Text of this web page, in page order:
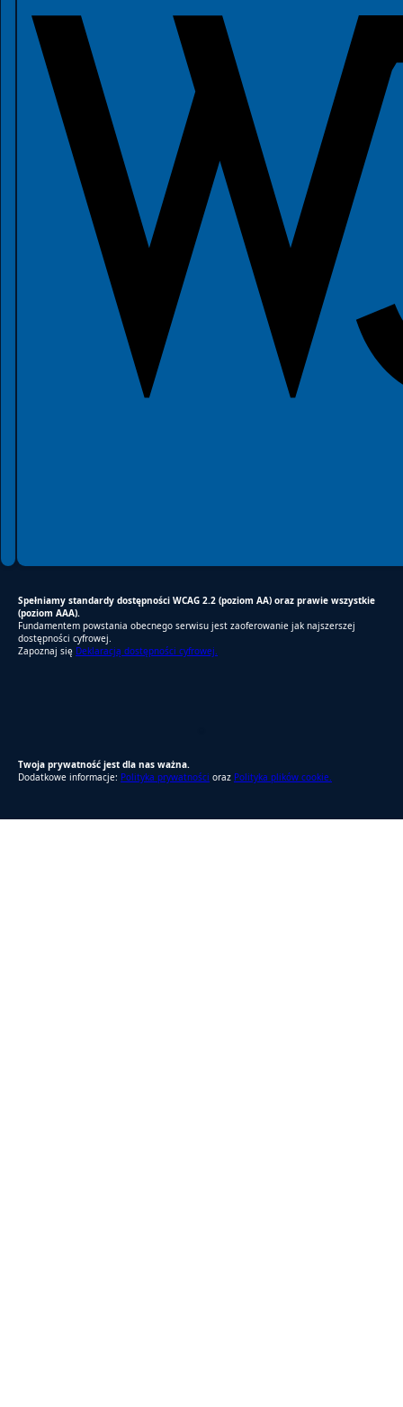
Spełniamy standardy dostępności WCAG 2.2 (poziom AA) oraz prawie wszystkie
(poziom AAA).
Fundamentem powstania obecnego serwisu jest zaoferowanie jak najszerszej
dostępności cyfrowej.
Zapoznaj się Deklaracją dostępności cyfrowej.
Twoja prywatność jest dla nas ważna.
Dodatkowe informacje: Polityka prywatności oraz Polityka plików cookie.